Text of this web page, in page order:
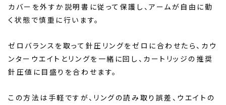
カバーを外すか説明書に従って保護し、アームが自由に動
く状態で慎重に行います。
ゼロバランスを取って針圧リングをゼロに合わせたら、カウ
ンターウエイトとリングを一緒に回し、カートリッジの推奨
針圧値に目盛りを合わせます。
この方法は手軽ですが、リングの読み取り誤差、ウエイトの